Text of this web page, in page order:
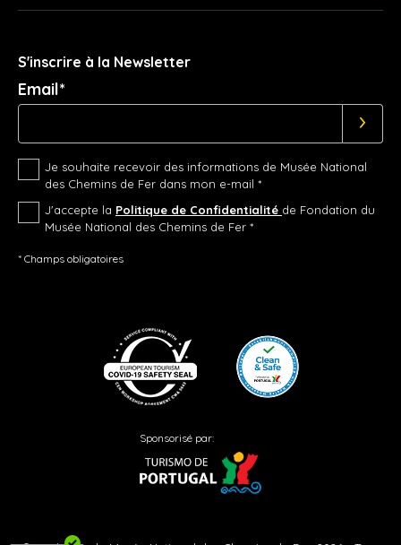
S'inscrire à la Newsletter
Email*
Je souhaite recevoir des informations de Musée National
des Chemins de Fer dans mon e-mail *
J'accepte la Politique de Confidentialité de Fondation du
Musée National des Chemins de Fer *
* Champs obligatoires
Sponsorisé par: